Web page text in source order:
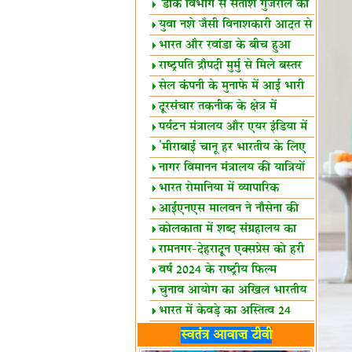
शैक्षिक सत्र शुरू
'डाक विभाग से सतीश गुजराल का
रिश्ता गहरा'
युवा नशे जैसी विनाशकारी आदत से
दूर रहें-मोदी
भारत और रवांडा के बीच हुआ
व्यापार विस्तार
राष्ट्रपति द्रौपदी मुर्मु से मिले बस्तर
के प्रतिनिधि
सेल कंपनी के मुनाफे में आई भारी
उछाल!
दूरसंचार तकनीक के क्षेत्र में
उत्कृष्टता पुरस्कार
पर्यटन मंत्रालय और एयर इंडिया में
समझौता
'मीराबाई चानू हर भारतीय के लिए
प्रेरणा'
नागर विमानन मंत्रालय की यात्रियों
को सलाह
भारत रोमानिया में व्यापारिक
साझेदारियां
आईएनएस मालवन ने नौसेना की
ताकत बढ़ाई
कोलकाता में शब्द संग्रहालय का
उद्घाटन
रामनगर-देहरादून एक्सप्रेस को हरी
झंडीवर्ष 2024 के राष्ट्रीय फिल्म
पुरस्कारों की घोषणा
चुनाव आयोग का अखिल भारतीय
मीडिया सम्मेलन
भारत में केवड़े का अस्तित्‍व 24
लाख वर्ष!
लखनऊ में 'एक राष्ट्र एक चुनाव'
स्वतंत्र आवाज़ टीवी